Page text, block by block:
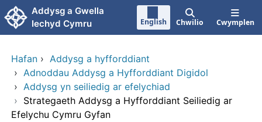
Neidio i'r prif gynnwy
Addysg a Gwella
Iechyd Cymru
English Chwilio Cwymplen
Hafan › Addysg a hyfforddiant
› Adnoddau Addysg a Hyfforddiant Digidol
› Addysg yn seiliedig ar efelychiad
› Strategaeth Addysg a Hyfforddiant Seiliedig ar
Efelychu Cymru Gyfan